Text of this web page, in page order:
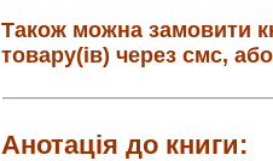
Також можна замовити
товару(ів) через смс,
Анотація до книги: